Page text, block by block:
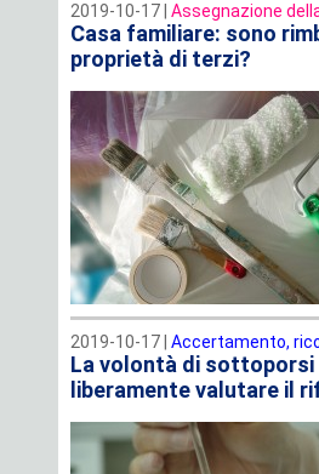
2019-10-17 | Assegnazione
Casa familiare: sono
proprietà di terzi?
2019-10-17 | Accertamento,
La volontà di sottoporsi
liberamente valutare il